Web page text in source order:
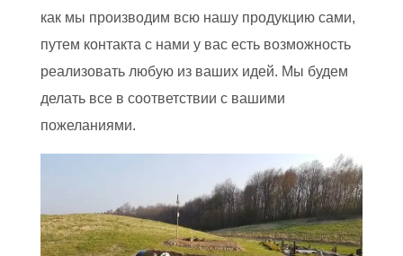
как мы производим всю нашу продукцию сами,
путем контакта с нами у вас есть возможность
реализовать любую из ваших идей. Мы будем
делать все в соответствии с вашими
пожеланиями.